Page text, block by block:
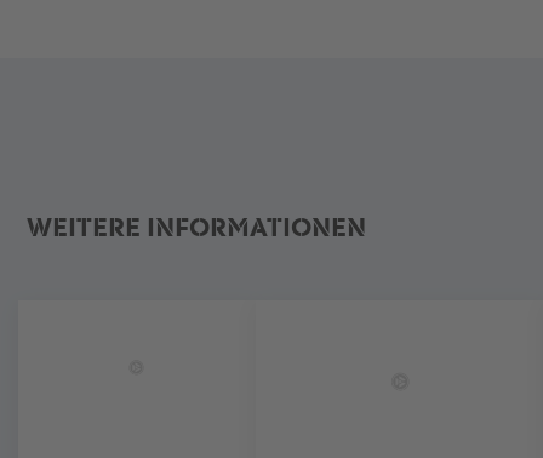
WEITERE INFORMATIONEN